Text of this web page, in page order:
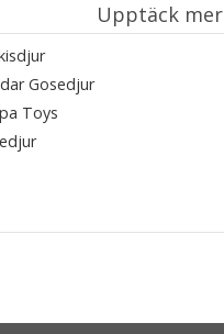
Upptäck mer
Gosedjur
Toys